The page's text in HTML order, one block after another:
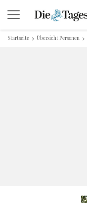
Startseite Übersicht Personen